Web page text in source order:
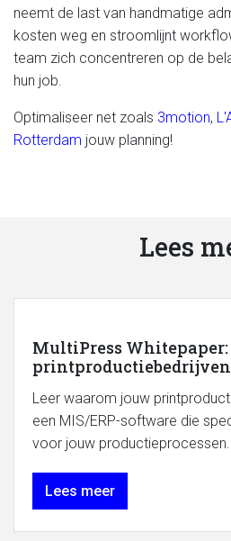
neemt de last van handmatige
kosten weg en stroomlijnt
team zich concentreren op de
hun job.
Optimaliseer net zoals 3motion,
Rotterdam jouw planning!
Lees
MultiPress Whitepaper:
printproductiebedrijven
Leer waarom jouw
een MIS/ERP-software die
voor jouw productieprocessen.
Lees meer